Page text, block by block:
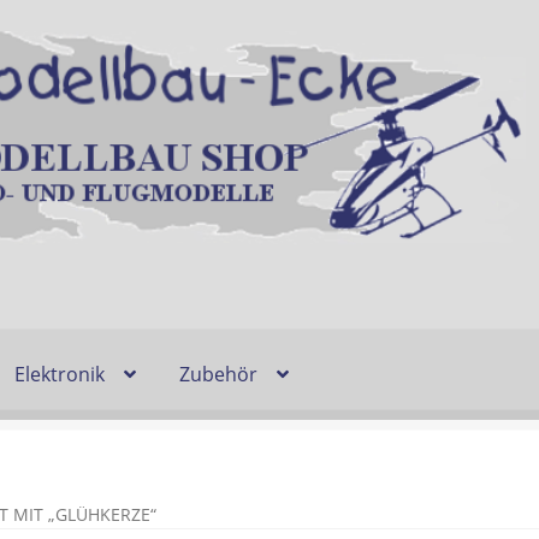
Elektronik Zubehör
Lieferzeit & Verfügbarkeit
MIT „GLÜHKERZE“